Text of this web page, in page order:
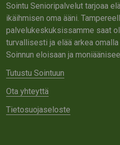
Sointu Senioripalvelut tarjoaa
ikäihmisen oma ääni.
palvelukeskuksissamme saat
turvallisesti ja elää arkea
Soinnun eloisaan ja
Tutustu Sointuun
Ota yhteyttä
Tietosuojaseloste